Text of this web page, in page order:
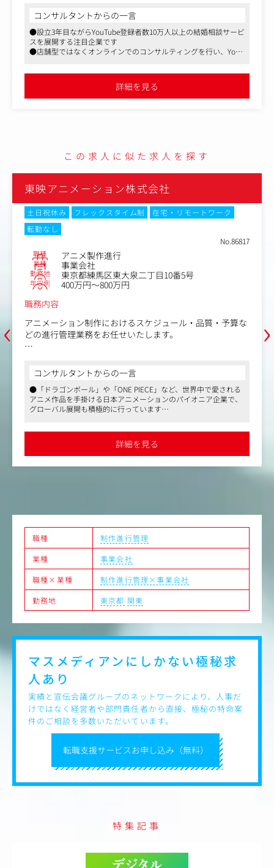
急拡大させています。
現在、さらなる認知拡大に向けて新規チャンネルの立ち上
げや投稿本数の増加を進めていますが、コンテンツの量が
増えても「信頼性とクオリティ」は妥協できません。
人生を左右するからこそ、公開前の動画を徹底的にチェッ
クし、動画のクオリティを担保する動画制作アシスタント
・公開前動画におけるテロップの誤字脱字、日本語の違和
感、表記揺れの徹底的なチェックと修正
・結婚相談所としてのブランドイメージに合わせた表現ト
ーン（言葉遣いや演出のニュアンス）の調整・統一
・概要欄の制作、各種リンクの確認
・動画アップロード、予約投稿の管理
・公開前動画コンテンツ全体の品質チェック（音声、映像
の乱れ、、BGMの音量バランス等）
・制作チームへのフィードバック・ディレクション
●外部・内部の動画編集者に対し、具体的な修正指示や改
善提案の伝達
・編集者のスキル向上に繋がるポジティブかつ的確なフィ
ードバック
●新規YouTubeチャンネル立ち上げに伴う、コンテンツ品
質基準（編集ルール、禁止表現、トーン＆マナー）の策定
〈ポジションの魅力〉
●「ヒット動画」を生み出す一連のプロセスに深く関わる
どれだけ魅力的な動画も、クオリティが低ければ視聴者は
離脱してしまいます。あなたのチェックと改善提案を経
て、動画が正しく見てほしい人に見られるように磨き上げ
られ、数万人～数十万人に届くヒット動画へと成長してい
コンサルタントからの一言
●設立3年目ながらYouTube登録者数10万人以上の結婚相談サービ
スを展開する注目企業です
●店舗型ではなくオンラインでのコンサルティングを行い、YouT
詳細を見る
この求人に似た求人を探す
‹
東映アニメーション株式会社
土日祝休み フレックスタイム制
在宅・リモートワーク
転勤なし
No.86817
職種 アニメ製作進行
業種 事業会社
勤務地 東京都練馬区東大泉二丁目10番5号
年収例
400万円～800万円
職務内容
アニメーション制作におけるスケジュール・品質・予算な
どの進行管理業務をお任せいたします。
■制作スケジュールの進行管理業務：
・各工程のスケジュール作成、進捗管理
・スケジュール通りに進行できるよう、各部門や協力会社
と連携・調整をする
■品質管理業務：
・問題が生じた場合の修正・改善対応
コンサルタントからの一言
●「ドラゴンボール」や「ONE PIECE」など、世界中で愛される
アニメ作品を手掛ける日本アニメーションのパイオニア企業で、
グローバル展開も積極的に行っています
ルや品質、予算管理を通じて制作を支援します
●フレックスタイム制や月8～12回の在宅勤務が可能で、柔軟な
働き方を実現。年間休日129日とワークライフバランスも充実し
ています
詳細を見る
›
職種
制作進行管理
業種
事業会社
職種×業種
制作進行管理×事業会社
勤務地
東京都 関東
転職支援サービスお申し込み（無料）
マスメディアンにしかない極秘求
人あり
実績と宣伝会議グループのネットワークにより、人事だ
けではなく経営者や部門責任者から直接、極秘の特命案
件のご相談を多数いただいています。
特集記事